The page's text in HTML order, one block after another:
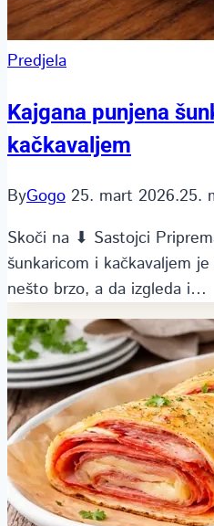
Predjela
Kajgana punjena
kačkavaljem
ByGogo 25. mart 2026.25.
Skoči na ⬇ Sastojci
šunkaricom i kačkavaljem
nešto brzo, a da izgleda i…